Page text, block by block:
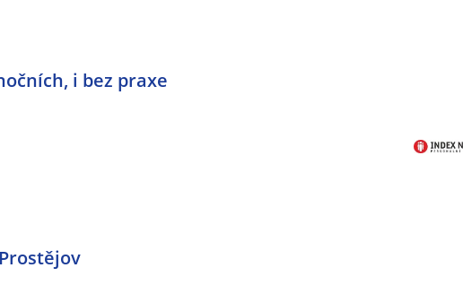
i bez praxe